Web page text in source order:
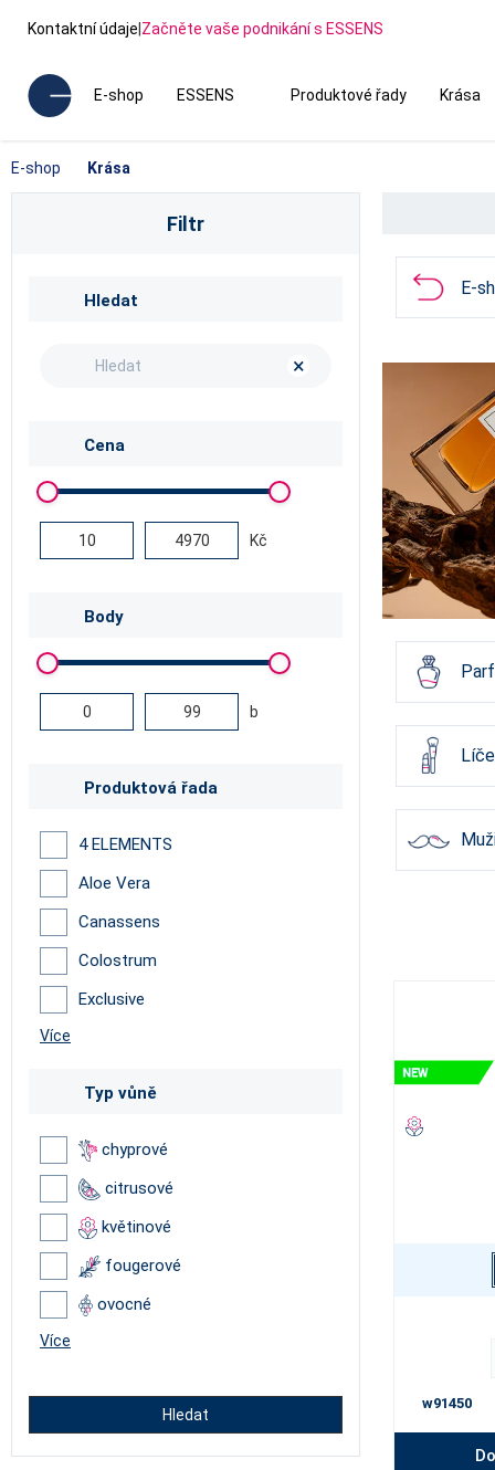
Kontaktní údaje|Začněte vaše podnikání s ESSENS
E-shop ESSENS Produktové řady Krása
E-shop Krása
Filtr
Hledat
×
Cena
Kč
Body
b
Produktová řada
4 ELEMENTS
Aloe Vera
Canassens
Colostrum
Exclusive
Více
Typ vůně
chyprové
citrusové
květinové
fougerové
ovocné
Více
Hledat
E-
w91450